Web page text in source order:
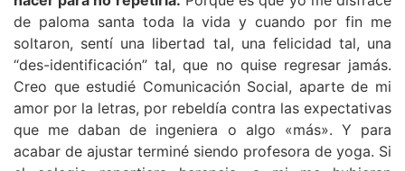
de paloma santa toda la vida y cuando por fin me
soltaron, sentí una libertad tal, una felicidad tal, una
“des-identificación” tal, que no quise regresar jamás.
Creo que estudié Comunicación Social, aparte de mi
amor por la letras, por rebeldía contra las expectativas
que me daban de ingeniera o algo «más». Y para
acabar de ajustar terminé siendo profesora de yoga. Si